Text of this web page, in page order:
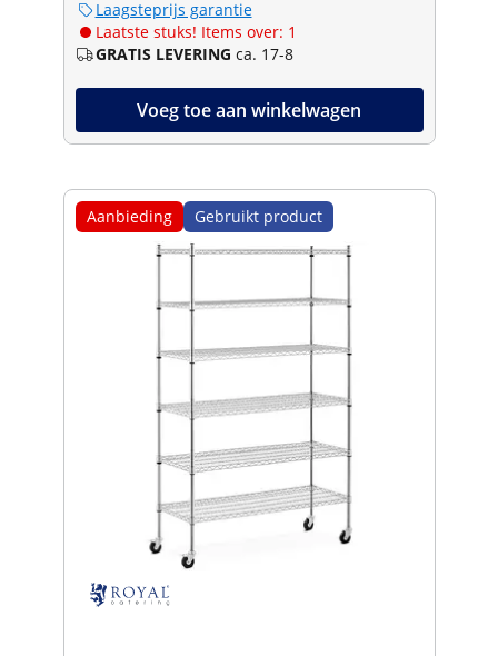
Laagsteprijs garantie
Laatste stuks! Items over: 1
GRATIS LEVERING ca. 17-8
Voeg toe aan winkelwagen
Aanbieding Gebruikt product